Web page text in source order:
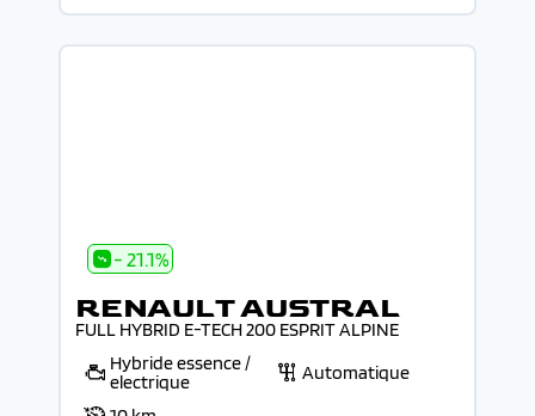
- 21.1%
RENAULT AUSTRAL
FULL HYBRID E-TECH 200 ESPRIT ALPINE
Hybride essence /
electrique
Automatique